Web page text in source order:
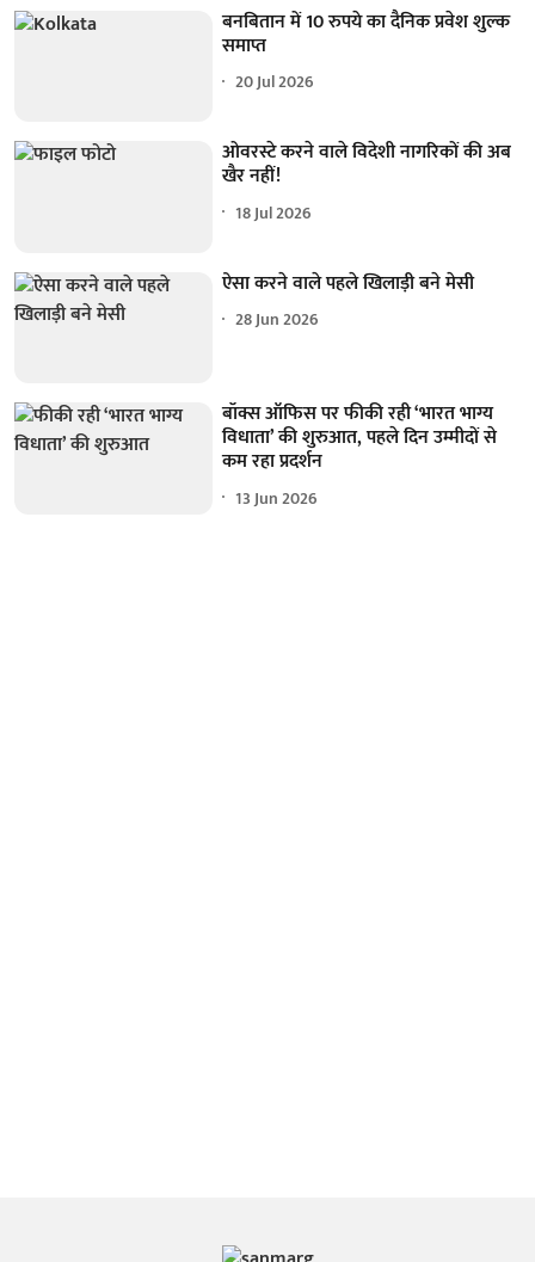
बनबितान में 10 रुपये का दैनिक प्रवेश शुल्क
समाप्त
20 Jul 2026
ओवरस्टे करने वाले विदेशी नागरिकों की अब
खैर नहीं!
18 Jul 2026
ऐसा करने वाले पहले खिलाड़ी बने मेसी
28 Jun 2026
बॉक्स ऑफिस पर फीकी रही ‘भारत भाग्य
विधाता’ की शुरुआत, पहले दिन उम्मीदों से
कम रहा प्रदर्शन
13 Jun 2026